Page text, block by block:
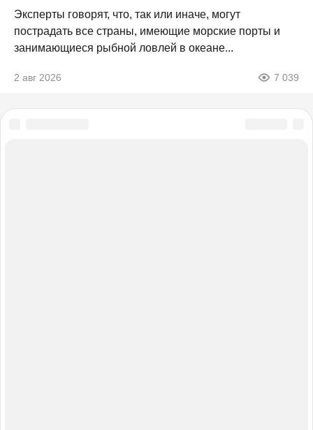
Эксперты говорят, что, так или иначе, могут
пострадать все страны, имеющие морские порты и
занимающиеся рыбной ловлей в океане...
2 авг 2026 7 039